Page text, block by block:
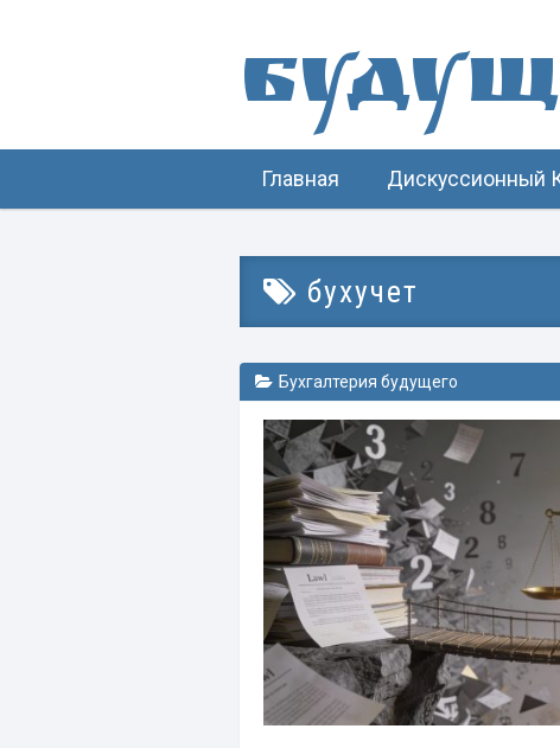
Главная Дискуссионный
бухучет
Бухгалтерия будущего